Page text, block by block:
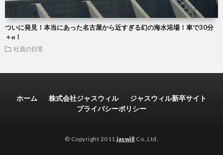
ついに発見！本当にあった名古屋から近すぎる幻の海水浴場！車で30分
＋α！
社員の日常
ホーム 株式会社ジャスウィル
ジャスウィル新卒サイト
プライバシーポリシー
© Copyright 2011jaswill Co.,Ltd.